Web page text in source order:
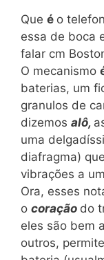
Que é o
essa de boca
falar cm
O mecanismo
baterias, um
granulos de
dizemos alô,
uma
diafragma)
vibrações a
Ora, esses
o coração do
eles são bem
outros,